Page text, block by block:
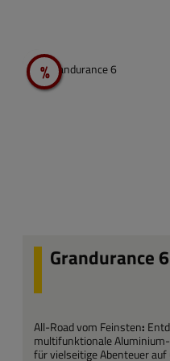
Rabatt
%
Grandurance 6
All-Road vom Feinsten:
multifunktionale
für vielseitige Abenteuer